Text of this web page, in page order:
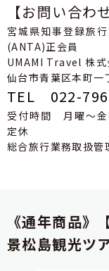
【お問い合わ
宮城県知事登録旅
(ANTA)正会員
UMAMI Travel 株
仙台市青葉区本町
TEL 022-
受付時間 月曜～
定休
総合旅行業務取扱
《通年商品》
景松島観光ツ